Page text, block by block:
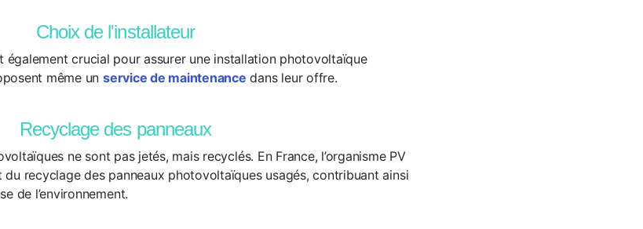
Choix de l'installateur
également crucial pour assurer une installation photovoltaïque
même un service de maintenance dans leur offre.
Recyclage des panneaux
ne sont pas jetés, mais recyclés. En France, l’organisme PV
recyclage des panneaux photovoltaïques usagés, contribuant ainsi
de l’environnement.